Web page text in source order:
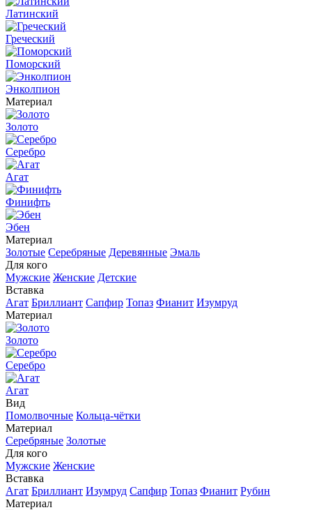
Латинский
Греческий
Поморский
Энколпион
Материал
Золото
Серебро
Агат
Финифть
Эбен
Материал
Золотые Серебряные Деревянные Эмаль
Для кого
Мужские Женские Детские
Вставка
Агат Бриллиант Сапфир Топаз Фианит Изумруд
Материал
Золото
Серебро
Агат
Вид
Помолвочные Кольца-чётки
Материал
Серебряные Золотые
Для кого
Мужские Женские
Вставка
Агат Бриллиант Изумруд Сапфир Топаз Фианит Рубин
Материал